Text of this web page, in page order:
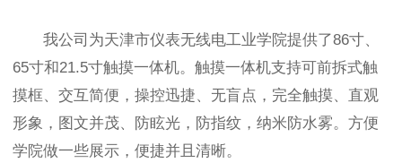
我公司为天津市仪表无线电工业学院提供了86寸、
65寸和21.5寸触摸一体机。触摸一体机支持可前拆式触
摸框、交互简便，操控迅捷、无盲点，完全触摸、直观
形象，图文并茂、防眩光，防指纹，纳米防水雾。方便
学院做一些展示，便捷并且清晰。